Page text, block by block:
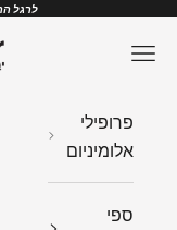
לרגל
תפריט
פרופילי
אלומיניום
ספי